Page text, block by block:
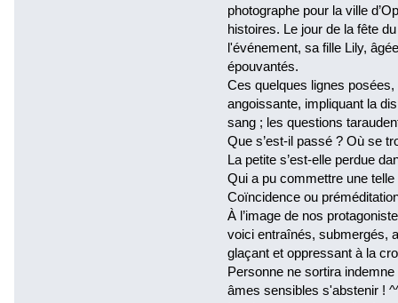
photographe pour la ville
histoires. Le jour de la fête
l'événement, sa fille Lily,
épouvantés.
Ces quelques lignes
angoissante, impliquant la
sang ; les questions
Que s’est-il passé ? Où se
La petite s’est-elle perdue
Qui a pu commettre une
Coïncidence ou
À l’image de nos
voici entraînés, submergés,
glaçant et oppressant à la
Personne ne sortira
âmes sensibles s'abstenir !